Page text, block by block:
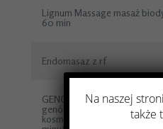
Lignum Massage masaż
60 min
Endomasaz z rf
GENOMIX BODY: algowa
genów - zabieg ujędrniający z
kosmetycznym 420 PLN -
Na naszej
także